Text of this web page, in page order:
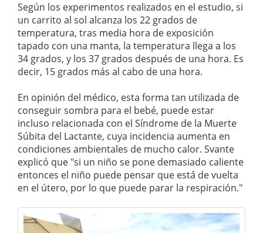
Según los experimentos realizados en el estudio, si
un carrito al sol alcanza los 22 grados de
temperatura, tras media hora de exposición
tapado con una manta, la temperatura llega a los
34 grados, y los 37 grados después de una hora. Es
decir, 15 grados más al cabo de una hora.
En opinión del médico, esta forma tan utilizada de
conseguir sombra para el bebé, puede estar
incluso relacionada con el Síndrome de la Muerte
Súbita del Lactante, cuya incidencia aumenta en
condiciones ambientales de mucho calor. Svante
explicó que "si un niño se pone demasiado caliente
entonces el niño puede pensar que está de vuelta
en el útero, por lo que puede parar la respiración."